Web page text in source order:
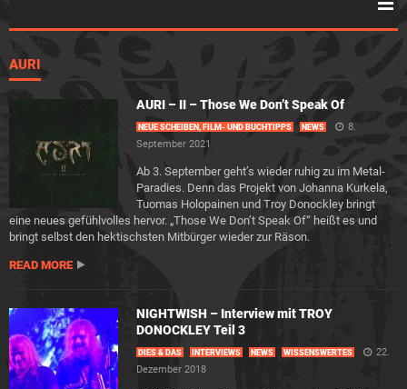
AURI
AURI – II – Those We Don’t Speak Of
NEUE SCHEIBEN, FILM- UND BUCHTIPPS NEWS
8.
September 2021
Ab 3. September geht’s wieder ruhig zu im Metal-
Paradies. Denn das Projekt von Johanna Kurkela,
Tuomas Holopainen und Troy Donockley bringt
eine neues gefühlvolles hervor. „Those We Don’t Speak Of“ heißt es und
bringt selbst den hektischsten Mitbürger wieder zur Räson.
READ MORE
NIGHTWISH – Interview mit TROY
DONOCKLEY Teil 3
DIES & DAS INTERVIEWS NEWS WISSENSWERTES
22.
Dezember 2018